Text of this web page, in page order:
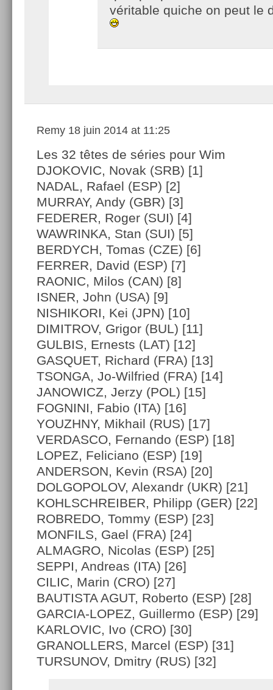
véritable quiche on peut le
Remy 18 juin 2014 at 11:25
Les 32 têtes de séries pour Wim
DJOKOVIC, Novak (SRB) [1]
NADAL, Rafael (ESP) [2]
MURRAY, Andy (GBR) [3]
FEDERER, Roger (SUI) [4]
WAWRINKA, Stan (SUI) [5]
BERDYCH, Tomas (CZE) [6]
FERRER, David (ESP) [7]
RAONIC, Milos (CAN) [8]
ISNER, John (USA) [9]
NISHIKORI, Kei (JPN) [10]
DIMITROV, Grigor (BUL) [11]
GULBIS, Ernests (LAT) [12]
GASQUET, Richard (FRA) [13]
TSONGA, Jo-Wilfried (FRA) [14]
JANOWICZ, Jerzy (POL) [15]
FOGNINI, Fabio (ITA) [16]
YOUZHNY, Mikhail (RUS) [17]
VERDASCO, Fernando (ESP) [18]
LOPEZ, Feliciano (ESP) [19]
ANDERSON, Kevin (RSA) [20]
DOLGOPOLOV, Alexandr (UKR) [21]
KOHLSCHREIBER, Philipp (GER) [22]
ROBREDO, Tommy (ESP) [23]
MONFILS, Gael (FRA) [24]
ALMAGRO, Nicolas (ESP) [25]
SEPPI, Andreas (ITA) [26]
CILIC, Marin (CRO) [27]
BAUTISTA AGUT, Roberto (ESP) [28]
GARCIA-LOPEZ, Guillermo (ESP) [29]
KARLOVIC, Ivo (CRO) [30]
GRANOLLERS, Marcel (ESP) [31]
TURSUNOV, Dmitry (RUS) [32]